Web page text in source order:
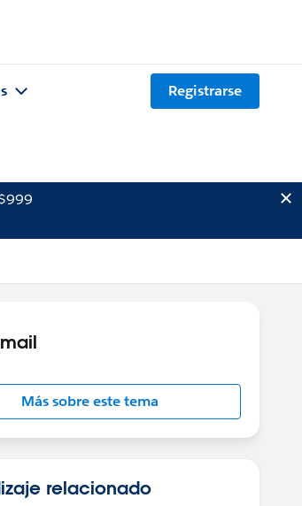
Registrarse
Más sobre este tema
relacionado